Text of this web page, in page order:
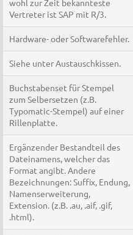
wohl zur Zeit bekannteste
Vertreter ist SAP mit R/3.
Hardware- oder Softwarefehler.
Siehe unter Austauschkissen.
Buchstabenset für Stempel
zum Selbersetzen (z.B.
Typomatic-Stempel) auf einer
Rillenplatte.
Ergänzender Bestandteil des
Dateinamens, welcher das
Format angibt. Andere
Bezeichnungen: Suffix, Endung,
Namenserweiterung,
Extension. (z.B. .au, .aif, .gif,
.html).